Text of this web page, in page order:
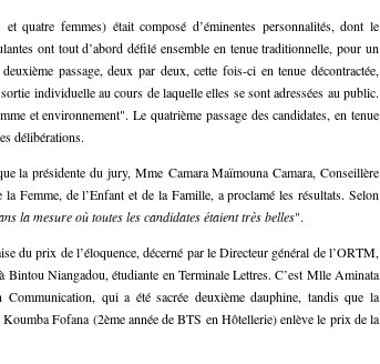
quatre femmes) était composé d’éminentes personnalités, dont le
ont tout d’abord défilé ensemble en tenue traditionnelle, pour un
passage, deux par deux, cette fois-ci en tenue décontractée,
individuelle au cours de laquelle elles se sont adressées au public.
et environnement". Le quatrième passage des candidates, en tenue
délibérations.
la présidente du jury, Mme Camara Maïmouna Camara, Conseillère
Femme, de l’Enfant et de la Famille, a proclamé les résultats. Selon
la mesure où toutes les candidates étaient très belles".
du prix de l’éloquence, décerné par le Directeur général de l’ORTM,
Bintou Niangadou, étudiante en Terminale Lettres. C’est Mlle Aminata
qui a été sacrée deuxième dauphine, tandis que la
Fofana (2ème année de BTS en Hôtellerie) enlève le prix de la